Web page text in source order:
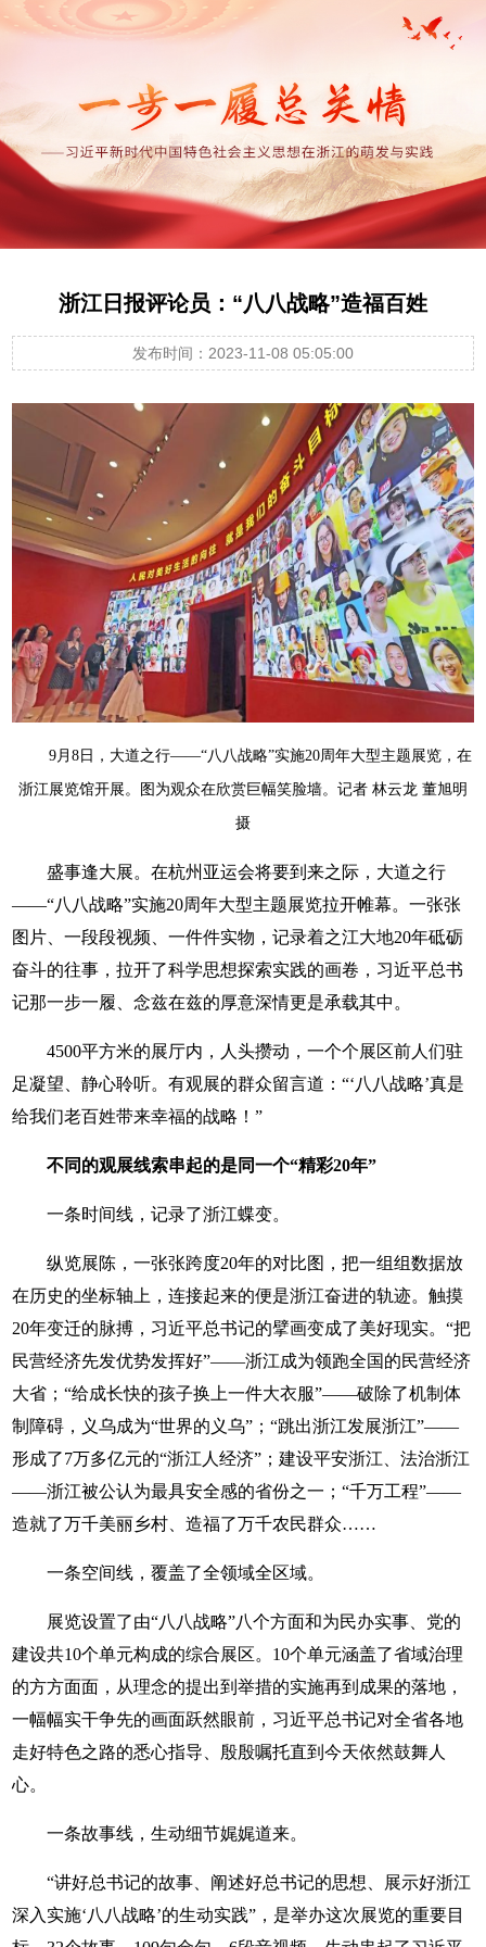
浙江日报评论员：“八八战略”造福百姓
发布时间：2023-11-08 05:05:00
9月8日，大道之行——“八八战略”实施20周年大型主题展览，在
浙江展览馆开展。图为观众在欣赏巨幅笑脸墙。记者 林云龙 董旭明
摄
盛事逢大展。在杭州亚运会将要到来之际，大道之行
——“八八战略”实施20周年大型主题展览拉开帷幕。一张张
图片、一段段视频、一件件实物，记录着之江大地20年砥砺
奋斗的往事，拉开了科学思想探索实践的画卷，习近平总书
记那一步一履、念兹在兹的厚意深情更是承载其中。
4500平方米的展厅内，人头攒动，一个个展区前人们驻
足凝望、静心聆听。有观展的群众留言道：“‘八八战略’真是
给我们老百姓带来幸福的战略！”
不同的观展线索串起的是同一个“精彩20年”
一条时间线，记录了浙江蝶变。
纵览展陈，一张张跨度20年的对比图，把一组组数据放
在历史的坐标轴上，连接起来的便是浙江奋进的轨迹。触摸
20年变迁的脉搏，习近平总书记的擘画变成了美好现实。“把
民营经济先发优势发挥好”——浙江成为领跑全国的民营经济
大省；“给成长快的孩子换上一件大衣服”——破除了机制体
制障碍，义乌成为“世界的义乌”；“跳出浙江发展浙江”——
形成了7万多亿元的“浙江人经济”；建设平安浙江、法治浙江
——浙江被公认为最具安全感的省份之一；“千万工程”——
造就了万千美丽乡村、造福了万千农民群众……
一条空间线，覆盖了全领域全区域。
展览设置了由“八八战略”八个方面和为民办实事、党的
建设共10个单元构成的综合展区。10个单元涵盖了省域治理
的方方面面，从理念的提出到举措的实施再到成果的落地，
一幅幅实干争先的画面跃然眼前，习近平总书记对全省各地
走好特色之路的悉心指导、殷殷嘱托直到今天依然鼓舞人
心。
一条故事线，生动细节娓娓道来。
“讲好总书记的故事、阐述好总书记的思想、展示好浙江
深入实施‘八八战略’的生动实践”，是举办这次展览的重要目